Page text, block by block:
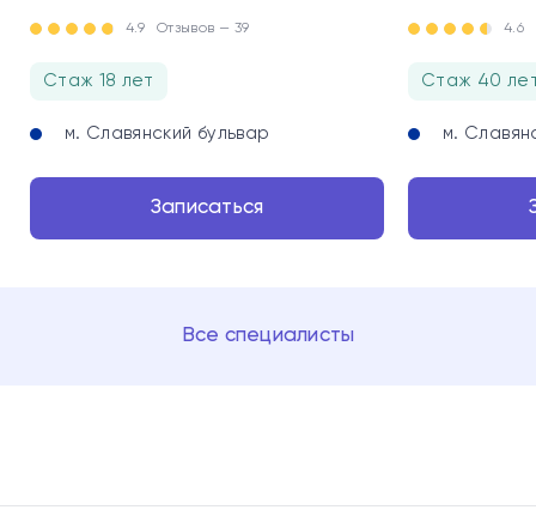
4.9 Отзывов — 39
Стаж 18 лет
м. Славянский бульвар
Записаться
4.6
Стаж 40
м.
Все специалисты